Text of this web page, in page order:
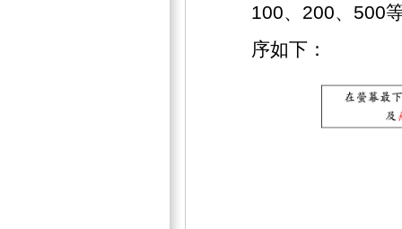
100、200、500
序如下：